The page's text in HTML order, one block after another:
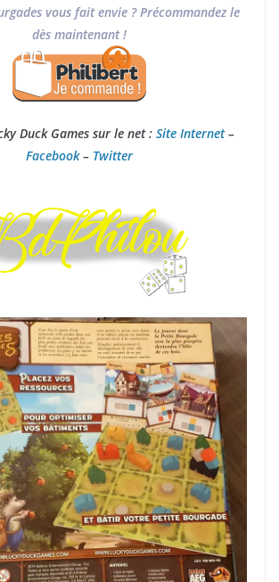
vous fait envie ? Précommandez le
dès maintenant !
Duck Games sur le net : Site Internet–
Facebook– Twitter